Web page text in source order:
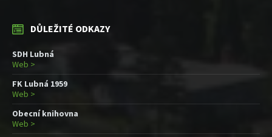
DŮLEŽITÉ ODKAZY
SDH Lubná
Web >
FK Lubná 1959
Web >
Obecní knihovna
Web >